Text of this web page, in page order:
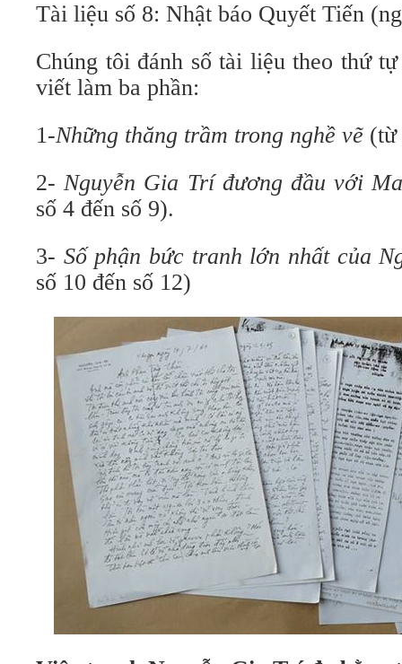
Tài liệu số 8: Nhật báo Quyết Tiến
Chúng tôi đánh số tài liệu theo thứ
viết làm ba phần:
1-Những thăng trầm trong nghề vẽ (từ
2-Nguyễn Gia Trí đương đầu với
số 4 đến số 9).
3- Số phận bức tranh lớn nhất của
số 10 đến số 12)